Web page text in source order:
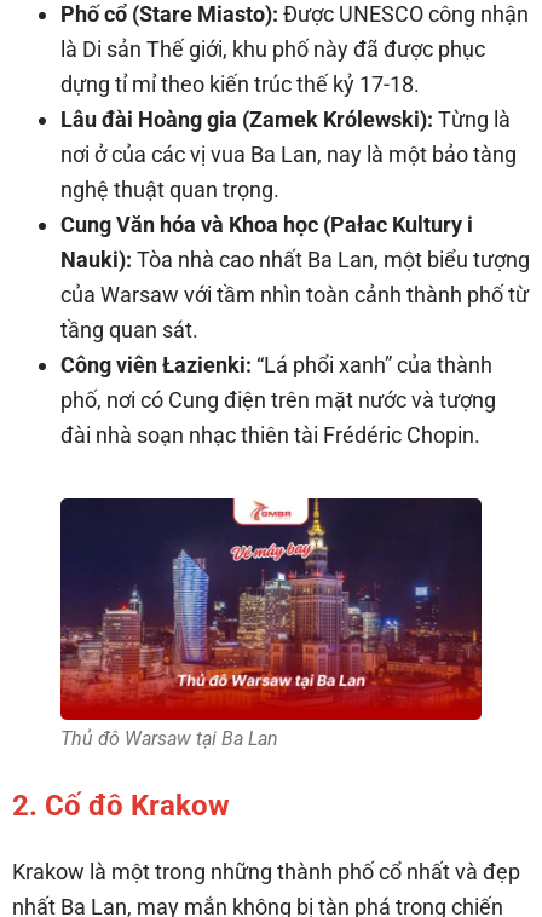
Phố cổ (Stare Miasto): Được UNESCO công nhận
là Di sản Thế giới, khu phố này đã được phục
dựng tỉ mỉ theo kiến trúc thế kỷ 17-18.
Lâu đài Hoàng gia (Zamek Królewski): Từng là
nơi ở của các vị vua Ba Lan, nay là một bảo tàng
nghệ thuật quan trọng.
Cung Văn hóa và Khoa học (Pałac Kultury i
Nauki): Tòa nhà cao nhất Ba Lan, một biểu tượng
của Warsaw với tầm nhìn toàn cảnh thành phố từ
tầng quan sát.
Công viên Łazienki: “Lá phổi xanh” của thành
phố, nơi có Cung điện trên mặt nước và tượng
đài nhà soạn nhạc thiên tài Frédéric Chopin.
Thủ đô Warsaw tại Ba Lan
2. Cố đô Krakow
Krakow là một trong những thành phố cổ nhất và đẹp
nhất Ba Lan, may mắn không bị tàn phá trong chiến